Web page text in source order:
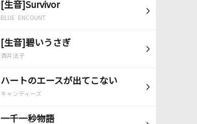
[生音]Survivor
BLUE ENCOUNT
[生音]碧いうさぎ
酒井法子
ハートのエースが出てこない
キャンディーズ
一千一秒物語